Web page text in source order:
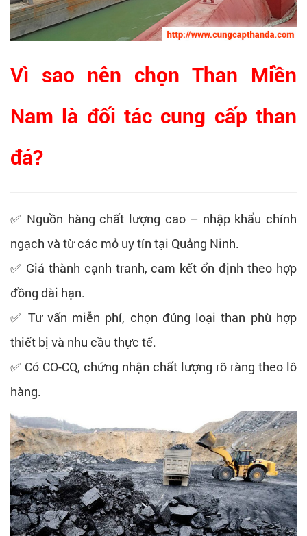
Vì sao nên chọn Than Miền
Nam là đối tác cung cấp than
đá?
✅ Nguồn hàng chất lượng cao – nhập khẩu chính
ngạch và từ các mỏ uy tín tại Quảng Ninh.
✅ Giá thành cạnh tranh, cam kết ổn định theo hợp
đồng dài hạn.
✅ Tư vấn miễn phí, chọn đúng loại than phù hợp
thiết bị và nhu cầu thực tế.
✅ Có CO-CQ, chứng nhận chất lượng rõ ràng theo lô
hàng.